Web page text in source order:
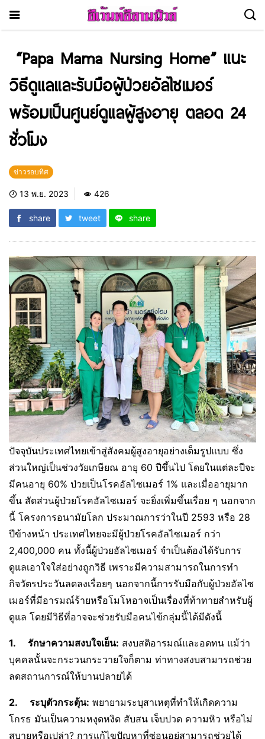
“Papa Mama Nursing Home” แนะ
วิธีดูแลและรับมือผู้ป่วยอัลไซเมอร์
พร้อมเป็นศูนย์ดูแลผู้สูงอายุ ตลอด 24
ชั่วโมง
ข่าวรอบทิศ
13 พ.ย. 2023 426
share tweet share
ปัจจุบันประเทศไทยเข้าสู่สังคมผู้สูงอายุอย่างเต็มรูปแบบ ซึ่ง
ส่วนใหญ่เป็นช่วงวัยเกษียณ อายุ 60 ปีขึ้นไป โดยในแต่ละปีจะ
มีคนอายุ 60% ป่วยเป็นโรคอัลไซเมอร์ 1% และเมื่ออายุมาก
ขึ้น สัดส่วนผู้ป่วยโรคอัลไซเมอร์ จะยิ่งเพิ่มขึ้นเรื่อย ๆ นอกจาก
นี้ โครงการอนามัยโลก ประมาณการว่าในปี 2593 หรือ 28
ปีข้างหน้า ประเทศไทยจะมีผู้ป่วยโรคอัลไซเมอร์ กว่า
2,400,000 คน ทั้งนี้ผู้ป่วยอัลไซเมอร์ จำเป็นต้องได้รับการ
ดูแลเอาใจใส่อย่างถูกวิธี เพราะมีความสามารถในการทำ
กิจวัตรประวันลดลงเรื่อยๆ นอกจากนี้การรับมือกับผู้ป่วยอัลไซ
เมอร์ที่มีอารมณ์ร้ายหรือโมโหอาจเป็นเรื่องที่ท้าทายสำหรับผู้
ดูแล โดยมีวิธีที่อาจจะช่วยรับมือคนไข้กลุ่มนี้ได้มีดังนี้
1. รักษาความสงบใจเย็น: สงบสติอารมณ์และอดทน แม้ว่า
บุคคลนั้นจะกระวนกระวายใจก็ตาม ท่าทางสงบสามารถช่วย
ลดสถานการณ์ให้บานปลายได้
2. ระบุตัวกระตุ้น: พยายามระบุสาเหตุที่ทำให้เกิดความ
โกรธ มันเป็นความหงุดหงิด สับสน เจ็บปวด ความหิว หรือไม่
สบายหรือเปล่า? การแก้ไขปัญหาที่ซ่อนอยู่สามารถช่วยได้